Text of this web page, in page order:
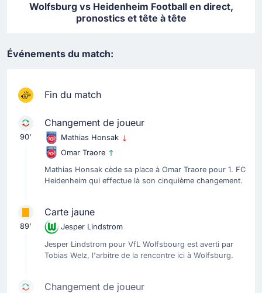
Wolfsburg vs Heidenheim Football en direct,
pronostics et tête à tête
Événements du match:
Fin du match
90'
Changement de joueur
Mathias Honsak
Omar Traore
Mathias Honsak cède sa place à Omar Traore pour 1. FC
Heidenheim qui effectue là son cinquième changement.
89'
Carte jaune
Jesper Lindstrom
Jesper Lindstrom pour VfL Wolfsbourg est averti par
Tobias Welz, l'arbitre de la rencontre ici à Wolfsburg.
Changement de joueur